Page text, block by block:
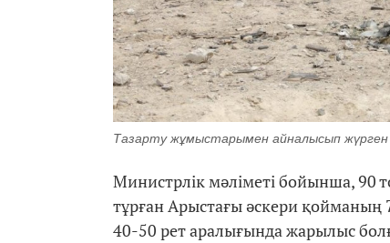
Тазарту жұмыстарымен айналысып
Министрлік мәліметі бойынша, 90
тұрған Арыстағы әскери
40-50 рет аралығында жарылыс